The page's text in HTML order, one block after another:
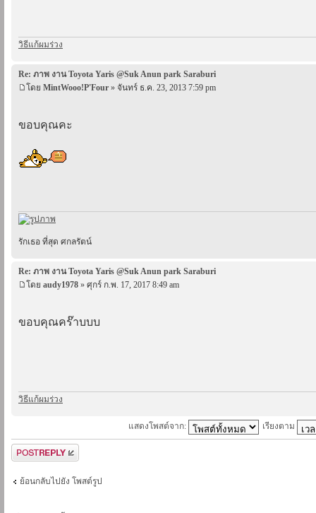
วิธีแก้ผมร่วง
Re: ภาพ งาน Toyota Yaris @Suk Anun park Saraburi
โดย MintWooo!P'Four » จันทร์ ธ.ค. 23, 2013 7:59 pm
ขอบคุณคะ
รักเธอ ที่สุด ศกลรัตน์
Re: ภาพ งาน Toyota Yaris @Suk Anun park Saraburi
โดย audy1978 » ศุกร์ ก.พ. 17, 2017 8:49 am
ขอบคุณคร๊าบบบ
วิธีแก้ผมร่วง
แสดงโพสต์จาก: เรียงตาม
ตอบกระทู้
ย้อนกลับไปยัง โพสต์รูป